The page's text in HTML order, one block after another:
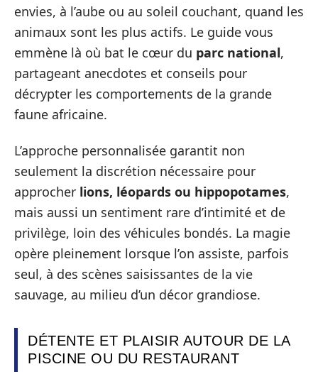
envies, à l’aube ou au soleil couchant, quand les
animaux sont les plus actifs. Le guide vous
emmène là où bat le cœur du parc national,
partageant anecdotes et conseils pour
décrypter les comportements de la grande
faune africaine.
L’approche personnalisée garantit non
seulement la discrétion nécessaire pour
approcher lions, léopards ou hippopotames,
mais aussi un sentiment rare d’intimité et de
privilège, loin des véhicules bondés. La magie
opère pleinement lorsque l’on assiste, parfois
seul, à des scènes saisissantes de la vie
sauvage, au milieu d’un décor grandiose.
DÉTENTE ET PLAISIR AUTOUR DE LA
PISCINE OU DU RESTAURANT